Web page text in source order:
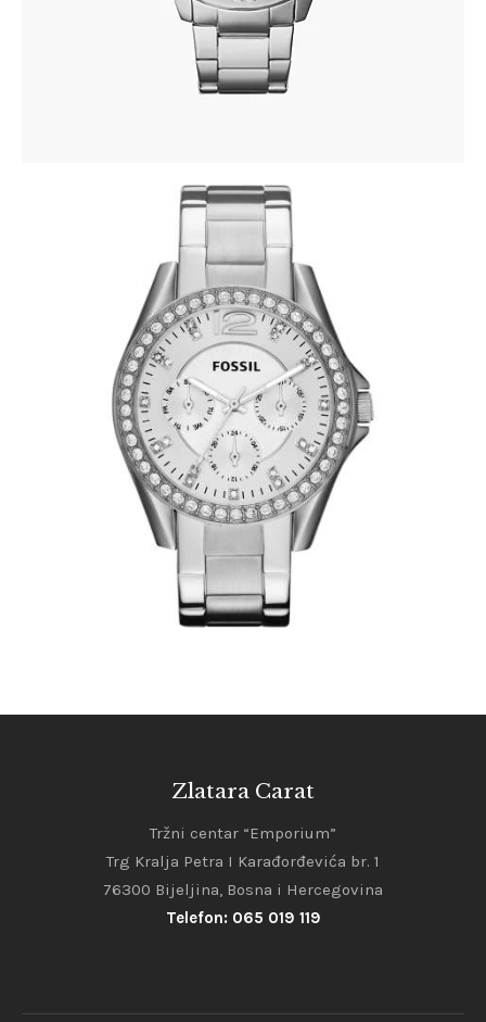
FOSSIL ES3202
345.00 KM
Zlatara Carat
Tržni centar “Emporium”
Trg Kralja Petra I Karađorđevića br. 1
76300 Bijeljina, Bosna i Hercegovina
Telefon: 065 019 119